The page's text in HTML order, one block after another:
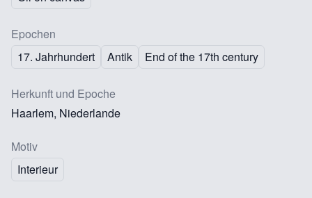
Epochen
17. Jahrhundert
Antik End of the 17th century
Herkunft und Epoche
Haarlem, Niederlande
Motiv
Interieur